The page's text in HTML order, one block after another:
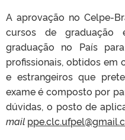
A aprovação no Celpe-
cursos de
graduação no País
profissionais, obtidos em
e estrangeiros que
exame é composto por
dúvidas, o posto de
mail